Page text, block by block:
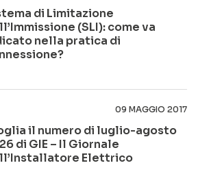
di Limitazione
(SLI): come va
nella pratica di
09 MAGGIO 2017
il numero di luglio-agosto
di GIE – Il Giornale
Elettrico